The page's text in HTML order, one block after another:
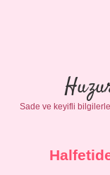
Sade ve keyifli bilgilerle